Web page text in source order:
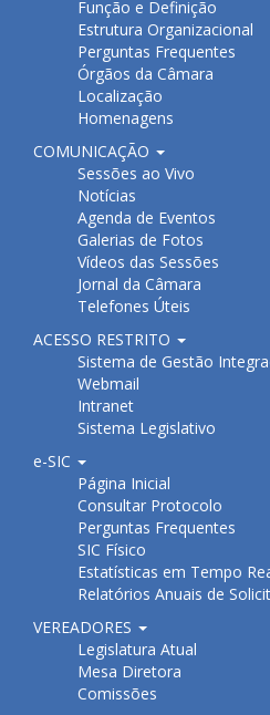
Função e Definição
Estrutura Organizacional
Perguntas Frequentes
Órgãos da Câmara
Localização
Homenagens
COMUNICAÇÃO
Sessões ao Vivo
Notícias
Agenda de Eventos
Galerias de Fotos
Vídeos das Sessões
Jornal da Câmara
Telefones Úteis
ACESSO RESTRITO
Sistema de Gestão
Webmail
Intranet
Sistema Legislativo
e-SIC
Página Inicial
Consultar Protocolo
Perguntas Frequentes
SIC Físico
Estatísticas em Tempo
Relatórios Anuais de
VEREADORES
Legislatura Atual
Mesa Diretora
Comissões